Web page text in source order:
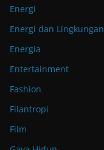
Energi
Energi dan Lingkungan
Energia
Entertainment
Fashion
Filantropi
Film